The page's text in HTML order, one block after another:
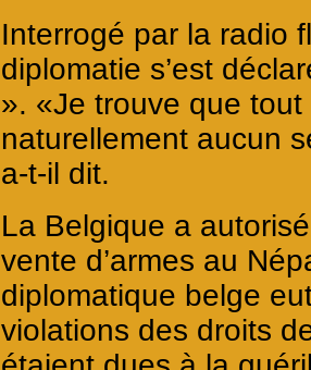
Interrogé par la radio
diplomatie s’est
». «Je trouve que tout
naturellement aucun
a-t-il dit.
La Belgique a
vente d’armes au
diplomatique belge
violations des droits